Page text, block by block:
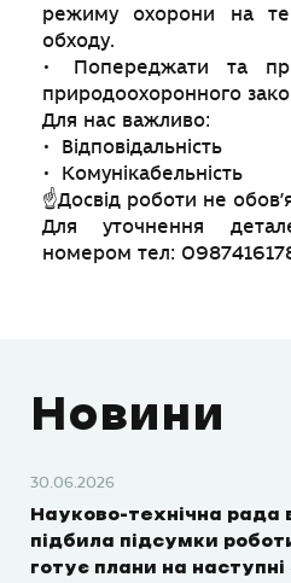
режиму охорони на
обходу.
• Попереджати та
природоохоронного
Для нас важливо:
• Відповідальність
• Комунікабельність
☝️Досвід роботи не
Для уточнення
номером тел:
Новини
30.06.2026
Науково-технічна рада
підбила підсумки
готує плани на наступні